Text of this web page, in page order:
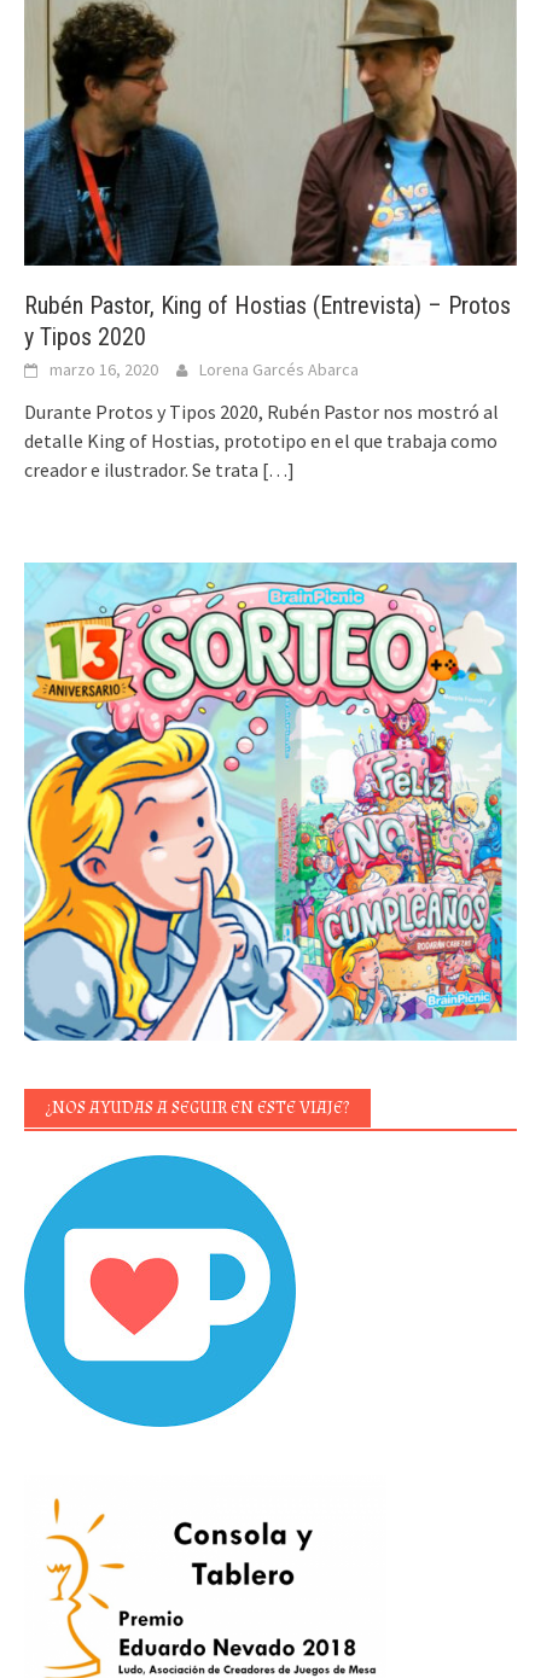
Rubén Pastor, King of Hostias (Entrevista) – Protos
y Tipos 2020
marzo 16, 2020 Lorena Garcés Abarca
Durante Protos y Tipos 2020, Rubén Pastor nos mostró al
detalle King of Hostias, prototipo en el que trabaja como
creador e ilustrador. Se trata […]
¿NOS AYUDAS A SEGUIR EN ESTE VIAJE?